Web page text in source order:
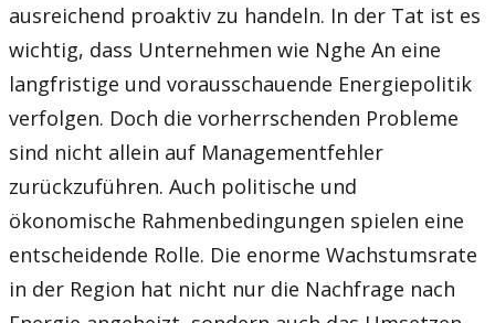
ausreichend proaktiv zu handeln. In der Tat ist es
wichtig, dass Unternehmen wie Nghe An eine
langfristige und vorausschauende Energiepolitik
verfolgen. Doch die vorherrschenden Probleme
sind nicht allein auf Managementfehler
zurückzuführen. Auch politische und
ökonomische Rahmenbedingungen spielen eine
entscheidende Rolle. Die enorme Wachstumsrate
in der Region hat nicht nur die Nachfrage nach